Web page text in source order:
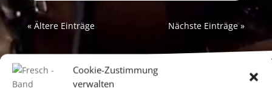
Cookie-Zustimmung
verwalten
« Ältere Einträge Nächste Einträge »